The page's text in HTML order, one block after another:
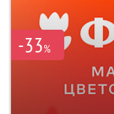
-33%